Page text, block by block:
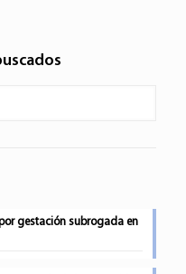
gestación subrogada en